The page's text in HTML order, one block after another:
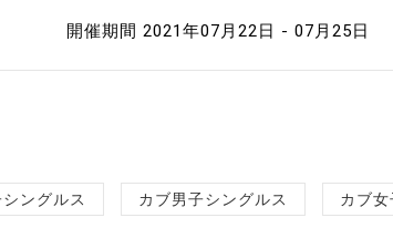
開催期間 2021年07月22日 - 07月25日
ングルス カブ男子シングルス カブ女